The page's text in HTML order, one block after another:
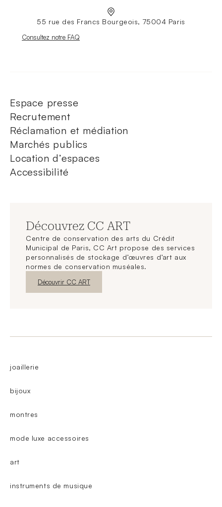
55 rue des Francs Bourgeois, 75004 Paris
Nouvelle fenêtre
Consultez notre FAQ
Espace presse
Recrutement
Réclamation et médiation
Marchés publics
Location d’espaces
Accessibilité
Découvrez CC ART
Centre de conservation des arts du Crédit
Municipal de Paris, CC Art propose des services
personnalisés de stockage d’œuvres d’art aux
normes de conservation muséales.
Nouvelle fenêtre
Découvrir CC ART
joaillerie
bijoux
montres
mode luxe accessoires
art
instruments de musique